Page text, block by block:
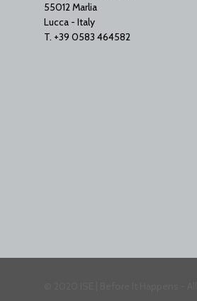
55012 Marlia
Lucca - Italy
T. +39 0583 464582